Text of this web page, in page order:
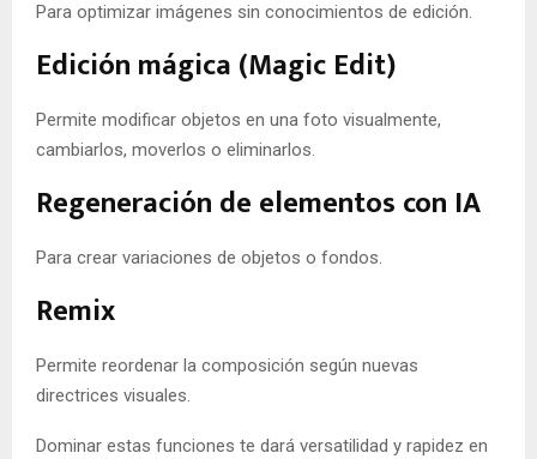
Para optimizar imágenes sin conocimientos de edición.
Edición mágica (Magic Edit)
Permite modificar objetos en una foto visualmente,
cambiarlos, moverlos o eliminarlos.
Regeneración de elementos con IA
Para crear variaciones de objetos o fondos.
Remix
Permite reordenar la composición según nuevas
directrices visuales.
Dominar estas funciones te dará versatilidad y rapidez en